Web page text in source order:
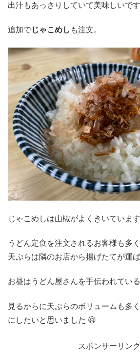
出汁もあっさりしていて美味しいです
追加でじゃこめし も注文。
じゃこめしは山椒がよくきいています
うどん定食を注文されるお客様も多
天ぷらは隣のお店から揚げたてが運
お昼はうどん屋さんを手伝われている
見るからに天ぷらのボリュームも多
にしたいと思いました 😆
スポンサーリンク